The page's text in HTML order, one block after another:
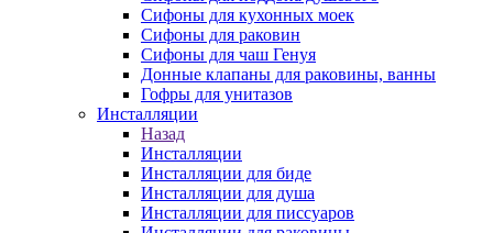
Сифоны для кухонных моек
Сифоны для раковин
Сифоны для чаш Генуя
Донные клапаны для раковины, ванны
Гофры для унитазов
Инсталляции
Назад
Инсталляции
Инсталляции для биде
Инсталляции для душа
Инсталляции для писсуаров